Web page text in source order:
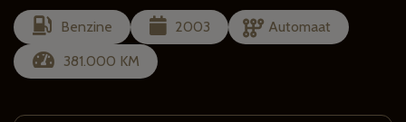
Benzine 2003
Automaat
381.000 KM